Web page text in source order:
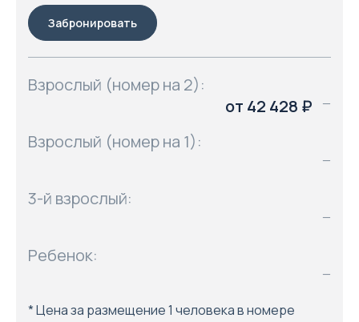
Забронировать
Взрослый (номер на 2):
от 42 428 ₽
—
Взрослый (номер на 1):
—
3-й взрослый:
—
Ребенок:
—
* Цена за размещение 1 человека в номере